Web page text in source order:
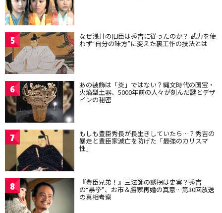
5 なぜ浅井の旧臣は秀吉に従ったのか？ 武力を使
わず“自分の味方”に変えた裏工作の技法とは
6 あの装飾は「炎」ではない？縄文時代の国宝・
火焔型土器、5000年前の人々が刻んだ謎とデザ
インの秘密
7 もしも豊臣秀長が長生きしていたら…？秀吉の
暴走と豊臣家滅亡を防げた「最強のカリスマ
性」
8 『豊臣兄弟！』三法師の誘拐は史実？秀吉
の“暴挙”、お市＆勝家再婚の真意…第30回放送
の真相考察